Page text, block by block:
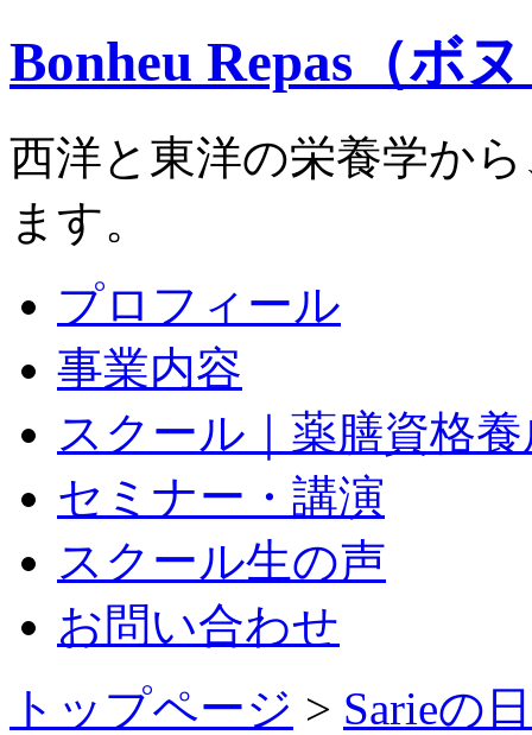
Bonheu Repas（ボ
西洋と東洋の栄養学か
ます。
プロフィール
事業内容
スクール｜薬膳資格
セミナー・講演
スクール生の声
お問い合わせ
トップページ > Sarieの